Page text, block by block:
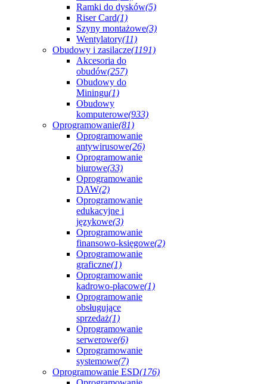
Ramki do dysków(5)
Riser Card(1)
Szyny montażowe(3)
Wentylatory(11)
Obudowy i zasilacze(1191)
Akcesoria do
obudów(257)
Obudowy do
Miningu(1)
Obudowy
komputerowe(933)
Oprogramowanie(81)
Oprogramowanie
antywirusowe(26)
Oprogramowanie
biurowe(33)
Oprogramowanie
DAW(2)
Oprogramowanie
edukacyjne i
językowe(3)
Oprogramowanie
finansowo-księgowe(2)
Oprogramowanie
graficzne(1)
Oprogramowanie
kadrowo-płacowe(1)
Oprogramowanie
obsługujące
sprzedaż(1)
Oprogramowanie
serwerowe(6)
Oprogramowanie
systemowe(7)
Oprogramowanie ESD(176)